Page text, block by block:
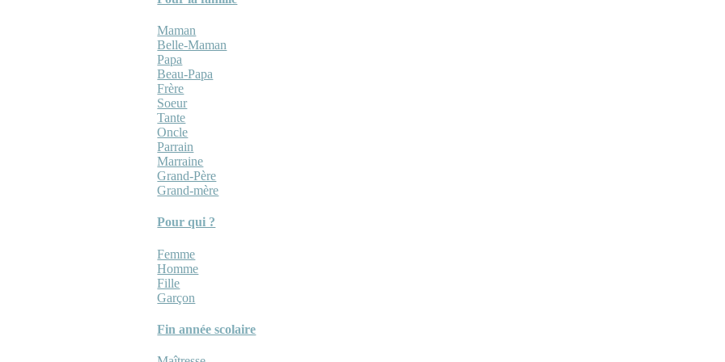
Maman
Belle-Maman
Papa
Beau-Papa
Frère
Soeur
Tante
Oncle
Parrain
Marraine
Grand-Père
Grand-mère
Pour qui ?
Femme
Homme
Fille
Garçon
Fin année scolaire